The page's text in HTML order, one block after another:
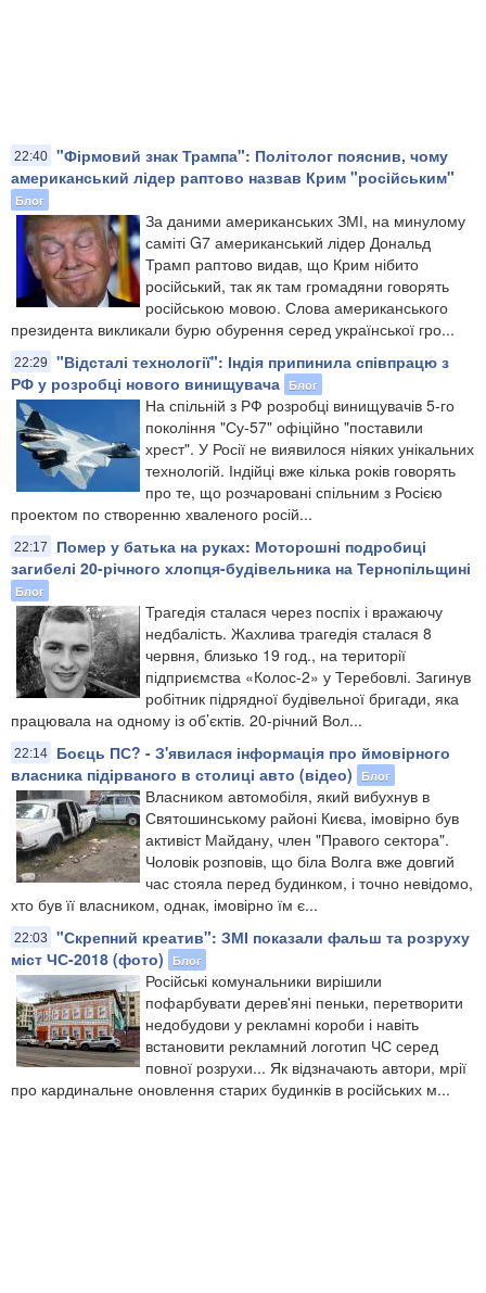
22:40 "Фірмовий знак Трампа": Політолог пояснив, чому
американський лідер раптово назвав Крим "російським"
Блог
За даними американських ЗМІ, на минулому
саміті G7 американський лідер Дональд
Трамп раптово видав, що Крим нібито
російський, так як там громадяни говорять
російською мовою. Слова американського
президента викликали бурю обурення серед української гро...
22:29
"Відсталі технології": Індія припинила співпрацю з
РФ у розробці нового винищувача Блог
На спільній з РФ розробці винищувачів 5-го
покоління "Су-57" офіційно "поставили
хрест". У Росії не виявилося ніяких унікальних
технологій. Індійці вже кілька років говорять
про те, що розчаровані спільним з Росією
проектом по створенню хваленого росій...
22:17
Помер у батька на руках: Моторошні подробиці
загибелі 20-річного хлопця-будівельника на Тернопільщині
Блог
Трагедія сталася через поспіх і вражаючу
недбалість. Жахлива трагедія сталася 8
червня, близько 19 год., на території
підприємства «Колос-2» у Теребовлі. Загинув
робітник підрядної будівельної бригади, яка
працювала на одному із об’єктів. 20-річний Вол...
22:14
Боєць ПС? - З'явилася інформація про ймовірного
власника підірваного в столиці авто (відео)
Блог
Власником автомобіля, який вибухнув в
Святошинському районі Києва, імовірно був
активіст Майдану, член "Правого сектора".
Чоловік розповів, що біла Волга вже довгий
час стояла перед будинком, і точно невідомо,
хто був її власником, однак, імовірно їм є...
22:03
"Скрепний креатив": ЗМІ показали фальш та розруху
міст ЧС-2018 (фото)
Блог
Російські комунальники вирішили
пофарбувати дерев'яні пеньки, перетворити
недобудови у рекламні короби і навіть
встановити рекламний логотип ЧС серед
повної розрухи... Як відзначають автори, мрії
про кардинальне оновлення старих будинків в російських м...